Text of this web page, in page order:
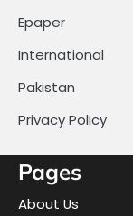
Epaper
International
Pakistan
Privacy Policy
Pages
About Us